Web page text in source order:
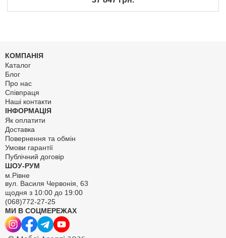
КОМПАНІЯ
Каталог
Блог
Про нас
Співпраця
Наші контакти
ІНФОРМАЦІЯ
Як оплатити
Доставка
Повернення та обмін
Умови гарантії
Публічний договір
ШОУ-РУМ
м.Рівне
вул. Василя Червонія, 63
щодня з 10:00 до 19:00
(068)772-27-25
МИ В СОЦМЕРЕЖАХ